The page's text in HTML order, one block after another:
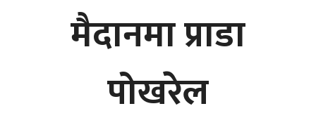
मैदानमा प्राडा
पोखरेल